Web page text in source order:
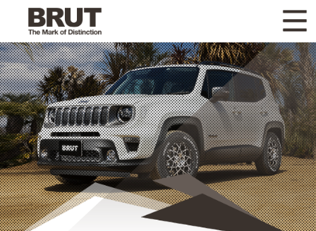
WHAT'S NEW ニュース
WHEEL LINEUP ホイールラインナップ
OTHER PRODUCT 関連製品
GALLERY ギャラリー
CATALOG カタログ請求